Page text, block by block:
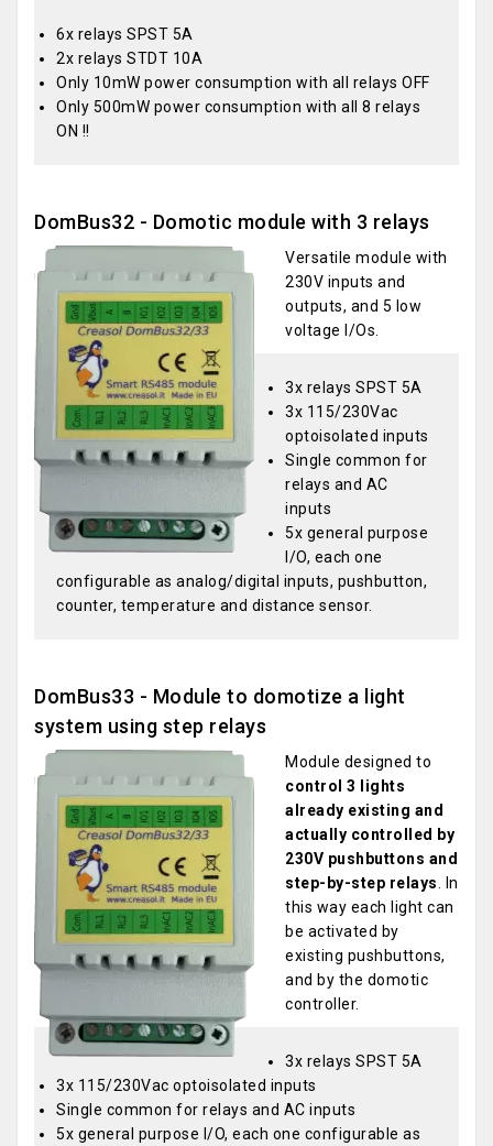
6x relays SPST 5A
2x relays STDT 10A
Only 10mW power consumption with all relays OFF
Only 500mW power consumption with all 8 relays
ON !!
DomBus32 - Domotic module with 3 relays
Versatile module with
230V inputs and
outputs, and 5 low
voltage I/Os.
3x relays SPST 5A
3x 115/230Vac
optoisolated inputs
Single common for
relays and AC
inputs
5x general purpose
I/O, each one
configurable as analog/digital inputs, pushbutton,
counter, temperature and distance sensor.
DomBus33 - Module to domotize a light
system using step relays
Module designed to
control 3 lights
already existing and
actually controlled by
230V pushbuttons and
step-by-step relays. In
this way each light can
be activated by
existing pushbuttons,
and by the domotic
controller.
3x relays SPST 5A
3x 115/230Vac optoisolated inputs
Single common for relays and AC inputs
5x general purpose I/O, each one configurable as